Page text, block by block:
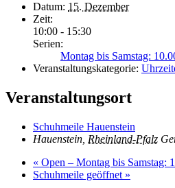
Datum: 15. Dezember
Zeit:
10:00 - 15:30
Serien:
Montag bis Samstag:
Veranstaltungskategorie:
Veranstaltungsort
Schuhmeile Hauenstein
Hauenstein Rheinland-Pfalz
« Open – Montag bis Samstag:
Schuhmeile geöffnet »